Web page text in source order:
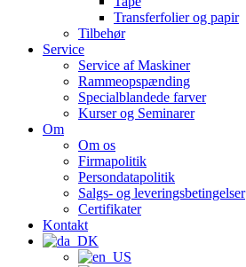
Transferfolier og papir
Tilbehør
Service
Service af Maskiner
Rammeopspænding
Specialblandede farver
Kurser og Seminarer
Om
Om os
Firmapolitik
Persondatapolitik
Salgs- og leveringsbetingelser
Certifikater
Kontakt